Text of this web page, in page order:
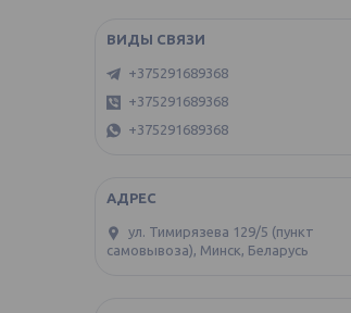
+375291689368
+375291689368
+375291689368
ул. Тимирязева 129/5 (пункт
самовывоза), Минск, Беларусь